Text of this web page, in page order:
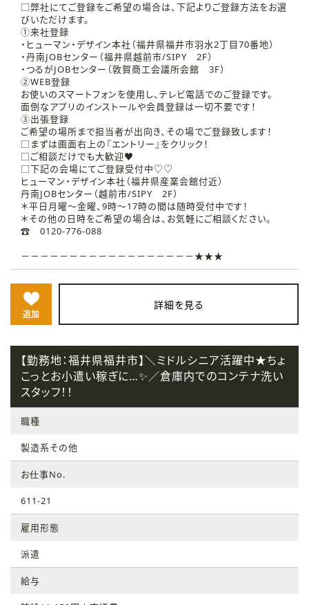
□弊社にてご登録をご希望の場合は、下記よりご登録方法をお選
びいただけます。
①来社登録
・ヒューマン・デザイン本社（福井県福井市羽水2丁目70番地）
・丹南JOBセンター（福井県越前市/SIPY 2F）
・つるがJOBセンター（敦賀商工会議所会館 3F）
②WEB登録
お使いのスマートフォンを使用し、テレビ電話でのご登録です。
面倒なアプリのインストールや会員登録は一切不要です！
③出張登録
ご希望の場所まで担当者が出向き、その場でご登録致します！
□まずは画面右上の『エントリー』をクリック！
□ご相談だけでも大歓迎♥
□下記の会場にてご登録受付中♡♡
ヒューマン・デザイン本社（福井県産業会館付近）
丹南JOBセンター（越前市/SIPY 2F）
＊平日月曜～金曜、9時～17時の間は随時受付中です！
＊その他の日時をご希望の場合は、お気軽にご相談ください。
☎ 0120-776-088
－－－－－－－－－－－－－－－－－－★★★
追加
詳細を見る
【勤務地：福井県福井市】＼ミドルシニア活躍中★ちょ
こっとお小遣い稼ぎに…✨／倉庫内でのコンテナ洗い
スタッフ！！
職種
製造系その他
お仕事No.
611-21
雇用形態
派遣
給与